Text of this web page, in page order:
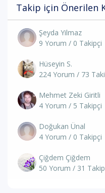
Takip için Önerilen
Şeyda Yilmaz
9 Yorum / 0 Takipçi
Hüseyin S.
224 Yorum / 73
Mehmet Zeki Giritli
4 Yorum / 5 Takipçi
Doğukan Ünal
4 Yorum / 0 Takipçi
Çiğdem Çiğdem
50 Yorum / 31